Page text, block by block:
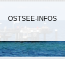
OSTSEE-INFOS